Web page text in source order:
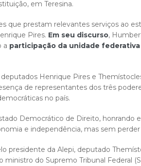
em Teresina.
que prestam relevantes serviços ao
Pires. Em seu discurso,
a participação da unidade
Henrique Pires e
de representantes dos três
no país.
Democrático de Direito, honrando
e independência, mas sem
presidente da Alepi, deputado
ministro do Supremo Tribunal Federal